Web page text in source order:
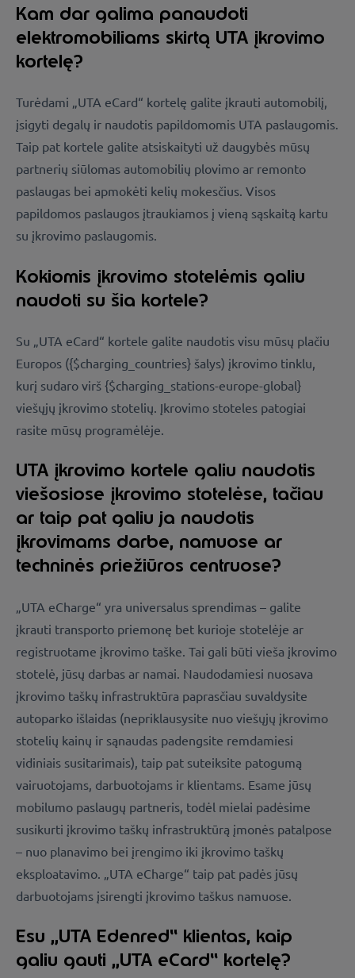
Kam dar galima panaudoti
elektromobiliams skirtą UTA įkrovimo
kortelę?
Turėdami „UTA eCard“ kortelę galite įkrauti automobilį,
įsigyti degalų ir naudotis papildomomis UTA paslaugomis.
Taip pat kortele galite atsiskaityti už daugybės mūsų
partnerių siūlomas automobilių plovimo ar remonto
paslaugas bei apmokėti kelių mokesčius. Visos
papildomos paslaugos įtraukiamos į vieną sąskaitą kartu
su įkrovimo paslaugomis.
Kokiomis įkrovimo stotelėmis galiu
naudoti su šia kortele?
Su „UTA eCard“ kortele galite naudotis visu mūsų plačiu
Europos ({$charging_countries} šalys) įkrovimo tinklu,
kurį sudaro virš {$charging_stations-europe-global}
viešųjų įkrovimo stotelių. Įkrovimo stoteles patogiai
rasite mūsų programėlėje.
UTA įkrovimo kortele galiu naudotis
viešosiose įkrovimo stotelėse, tačiau
ar taip pat galiu ja naudotis
įkrovimams darbe, namuose ar
techninės priežiūros centruose?
„UTA eCharge“ yra universalus sprendimas – galite
įkrauti transporto priemonę bet kurioje stotelėje ar
registruotame įkrovimo taške. Tai gali būti vieša įkrovimo
stotelė, jūsų darbas ar namai. Naudodamiesi nuosava
įkrovimo taškų infrastruktūra paprasčiau suvaldysite
autoparko išlaidas (nepriklausysite nuo viešųjų įkrovimo
stotelių kainų ir sąnaudas padengsite remdamiesi
vidiniais susitarimais), taip pat suteiksite patogumą
vairuotojams, darbuotojams ir klientams. Esame jūsų
mobilumo paslaugų partneris, todėl mielai padėsime
susikurti įkrovimo taškų infrastruktūrą įmonės patalpose
– nuo planavimo bei įrengimo iki įkrovimo taškų
eksploatavimo. „UTA eCharge“ taip pat padės jūsų
darbuotojams įsirengti įkrovimo taškus namuose.
Esu „UTA Edenred“ klientas, kaip
galiu gauti „UTA eCard“ kortelę?